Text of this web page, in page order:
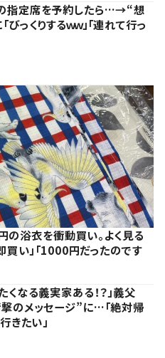
指定席を予約したら…→“想
っくりするｗｗ」「連れて行っ
の浴衣を衝動買い。よく見る
い」「1000円だったのです
くなる義実家ある！？」義父
のメッセージ”に…「絶対帰
きたい」